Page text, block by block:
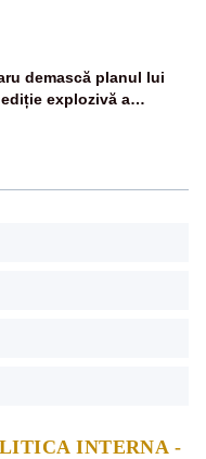
INTERNA -
demască planul lui
explozivă a
la Realitatea PLUS